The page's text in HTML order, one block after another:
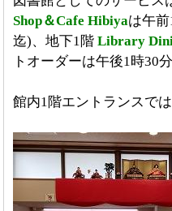
Shop＆Cafe Hibiyaは午
迄)、地下1階 Library
トオーダーは午後1時30
館内1階エントランスで